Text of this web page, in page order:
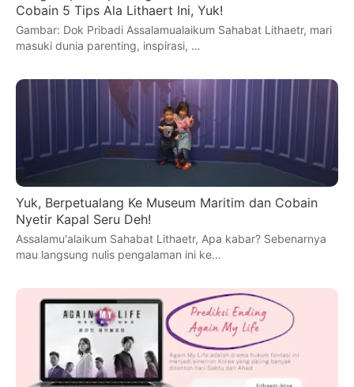
Cobain 5 Tips Ala Lithaert Ini, Yuk!
Gambar: Dok Pribadi Assalamualaikum Sahabat Lithaetr, mari
masuki dunia parenting, inspirasi, …
Yuk, Berpetualang Ke Museum Maritim dan Cobain
Nyetir Kapal Seru Deh!
Assalamu'alaikum Sahabat Lithaetr, Apa kabar? Sebenarnya
mau langsung nulis pengalaman ini ke…